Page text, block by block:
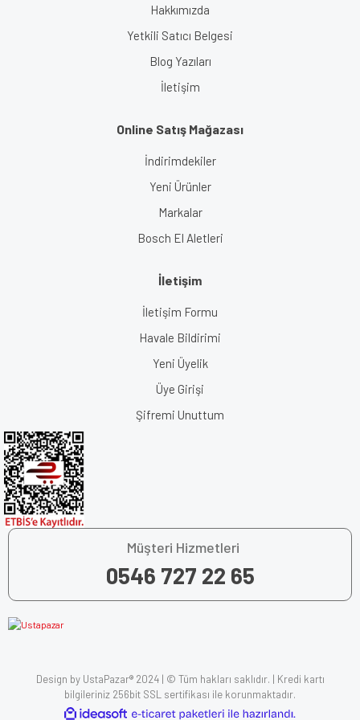
Hakkımızda
Yetkili Satıcı Belgesi
Blog Yazıları
İletişim
Online Satış Mağazası
İndirimdekiler
Yeni Ürünler
Markalar
Bosch El Aletleri
İletişim
İletişim Formu
Havale Bildirimi
Yeni Üyelik
Üye Girişi
Şifremi Unuttum
Müşteri Hizmetleri
0546 727 22 65
Design by UstaPazar® 2024 | © Tüm hakları saklıdır. | Kredi kartı
bilgileriniz 256bit SSL sertifikası ile korunmaktadır.
ideasoft e-